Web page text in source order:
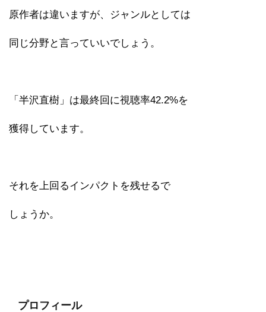
原作者は違いますが、ジャンルとしては
同じ分野と言っていいでしょう。
「半沢直樹」は最終回に視聴率42.2%を
獲得しています。
それを上回るインパクトを残せるで
しょうか。
プロフィール